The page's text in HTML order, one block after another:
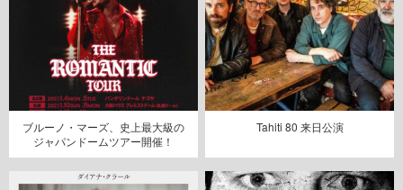
ブルーノ・マーズ、史上最大級の
ジャパンドームツアー開催！
Tahiti 80 来日公演